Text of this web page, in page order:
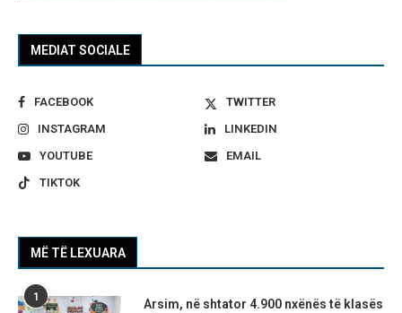
MEDIAT SOCIALE
FACEBOOK
TWITTER
INSTAGRAM
LINKEDIN
YOUTUBE
EMAIL
TIKTOK
MË TË LEXUARA
1
Arsim, në shtator 4.900 nxënës të klasës